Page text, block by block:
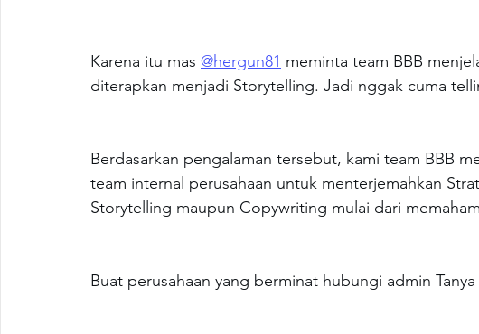
Karena itu mas @hergun81 meminta team BBB
diterapkan menjadi Storytelling. Jadi nggak cuma
Berdasarkan pengalaman tersebut, kami team BBB
team internal perusahaan untuk menterjemahkan
Storytelling maupun Copywriting mulai dari
Buat perusahaan yang berminat hubungi admin